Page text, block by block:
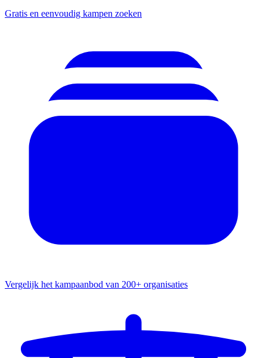
Gratis en eenvoudig kampen zoeken
Vergelijk het kampaanbod van 200+ organisaties